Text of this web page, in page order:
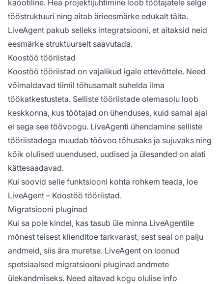
kaootiline. Hea projektijuhtimine loob töötajatele selge
tööstruktuuri ning aitab ärieesmärke edukalt täita.
LiveAgent pakub selleks integratsiooni, et aitaksid neid
eesmärke struktuurselt saavutada.
Koostöö tööriistad
Koostöö tööriistad on vajalikud igale ettevõttele. Need
võimaldavad tiimil tõhusamalt suhelda ilma
töökatkestusteta. Selliste tööriistade olemasolu loob
keskkonna, kus töötajad on ühenduses, kuid samal ajal
ei sega see töövoogu. LiveAgenti ühendamine selliste
tööriistadega muudab töövoo tõhusaks ja sujuvaks ning
kõik olulised uuendused, uudised ja ülesanded on alati
kättesaadavad.
Kui soovid selle funktsiooni kohta rohkem teada, loe
LiveAgent – Koostöö tööriistad.
Migratsiooni pluginad
Kui sa pole kindel, kas tasub üle minna LiveAgentile
mõnest teisest klienditoe tarkvarast, sest seal on palju
andmeid, siis ära muretse. LiveAgent on loonud
spetsiaalsed migratsiooni pluginad andmete
ülekandmiseks. Need aitavad kogu olulise info